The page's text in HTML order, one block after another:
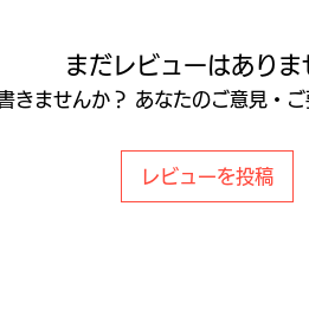
まだレビューはありま
きませんか？ あなたのご意見・ご
レビューを投稿